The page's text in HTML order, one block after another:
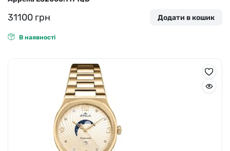
31100 грн Додати в кошик
В наявності